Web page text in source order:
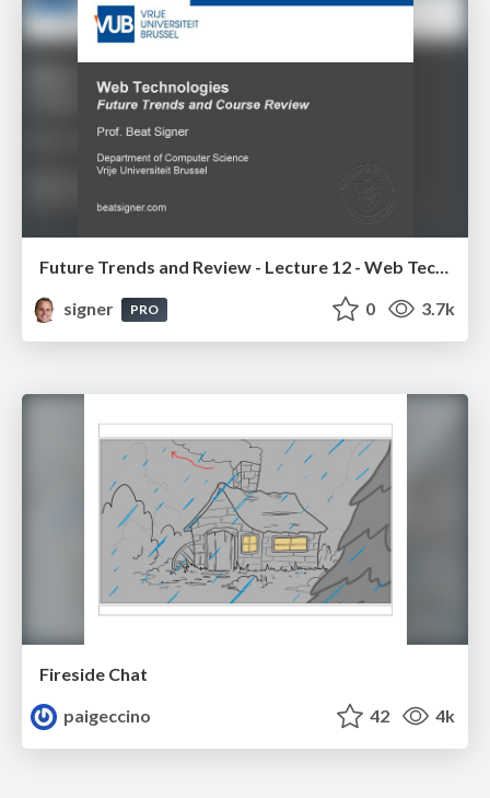
Future Trends and Review - Lecture 12 - Web Technologies (1019888BNR)
signer
PRO 0 3.7k
Fireside Chat
paigeccino
42 4k